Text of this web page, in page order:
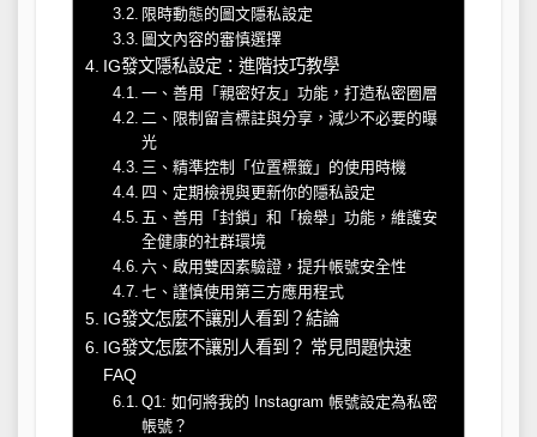
限時動態的圖文隱私設定
圖文內容的審慎選擇
IG發文隱私設定：進階技巧教學
一、善用「親密好友」功能，打造私密圈層
二、限制留言標註與分享，減少不必要的曝
光
三、精準控制「位置標籤」的使用時機
四、定期檢視與更新你的隱私設定
五、善用「封鎖」和「檢舉」功能，維護安
全健康的社群環境
六、啟用雙因素驗證，提升帳號安全性
七、謹慎使用第三方應用程式
IG發文怎麼不讓別人看到？結論
IG發文怎麼不讓別人看到？ 常見問題快速
FAQ
Q1: 如何將我的 Instagram 帳號設定為私密
帳號？